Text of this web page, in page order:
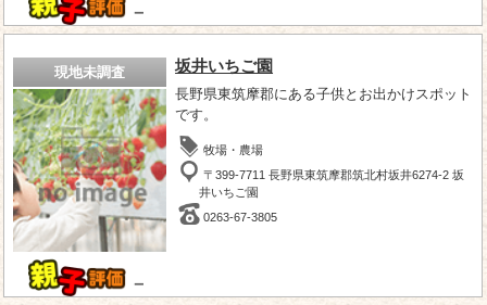
－
現地未調査
－
坂井いちご園
長野県東筑摩郡にある子供とお出かけスポット
です。
牧場・農場
〒399-7711 長野県東筑摩郡筑北村坂井6274-2 坂
井いちご園
0263-67-3805